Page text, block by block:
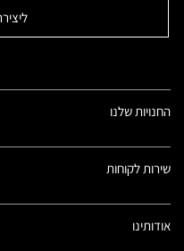
החנויות שלנו
שירות לקוחות
אודותינו